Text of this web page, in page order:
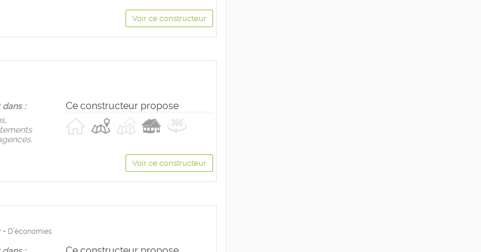
Voir ce constructeur
dans :
Ce constructeur propose
Voir ce constructeur
D’économies